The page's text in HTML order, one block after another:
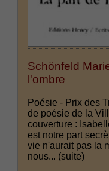
Schönfeld
l'ombre
Poésie - Prix des
de poésie de la
couverture :
est notre part
vie n'aurait pas la
nous... (suite)